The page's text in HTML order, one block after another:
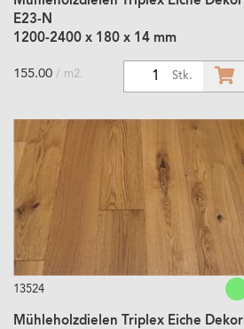
E23-N
1200-2400 x 180 x 14 mm
Stk.
155.00 / m2.
13524
Mühleholzdielen Triplex Eiche Dekor